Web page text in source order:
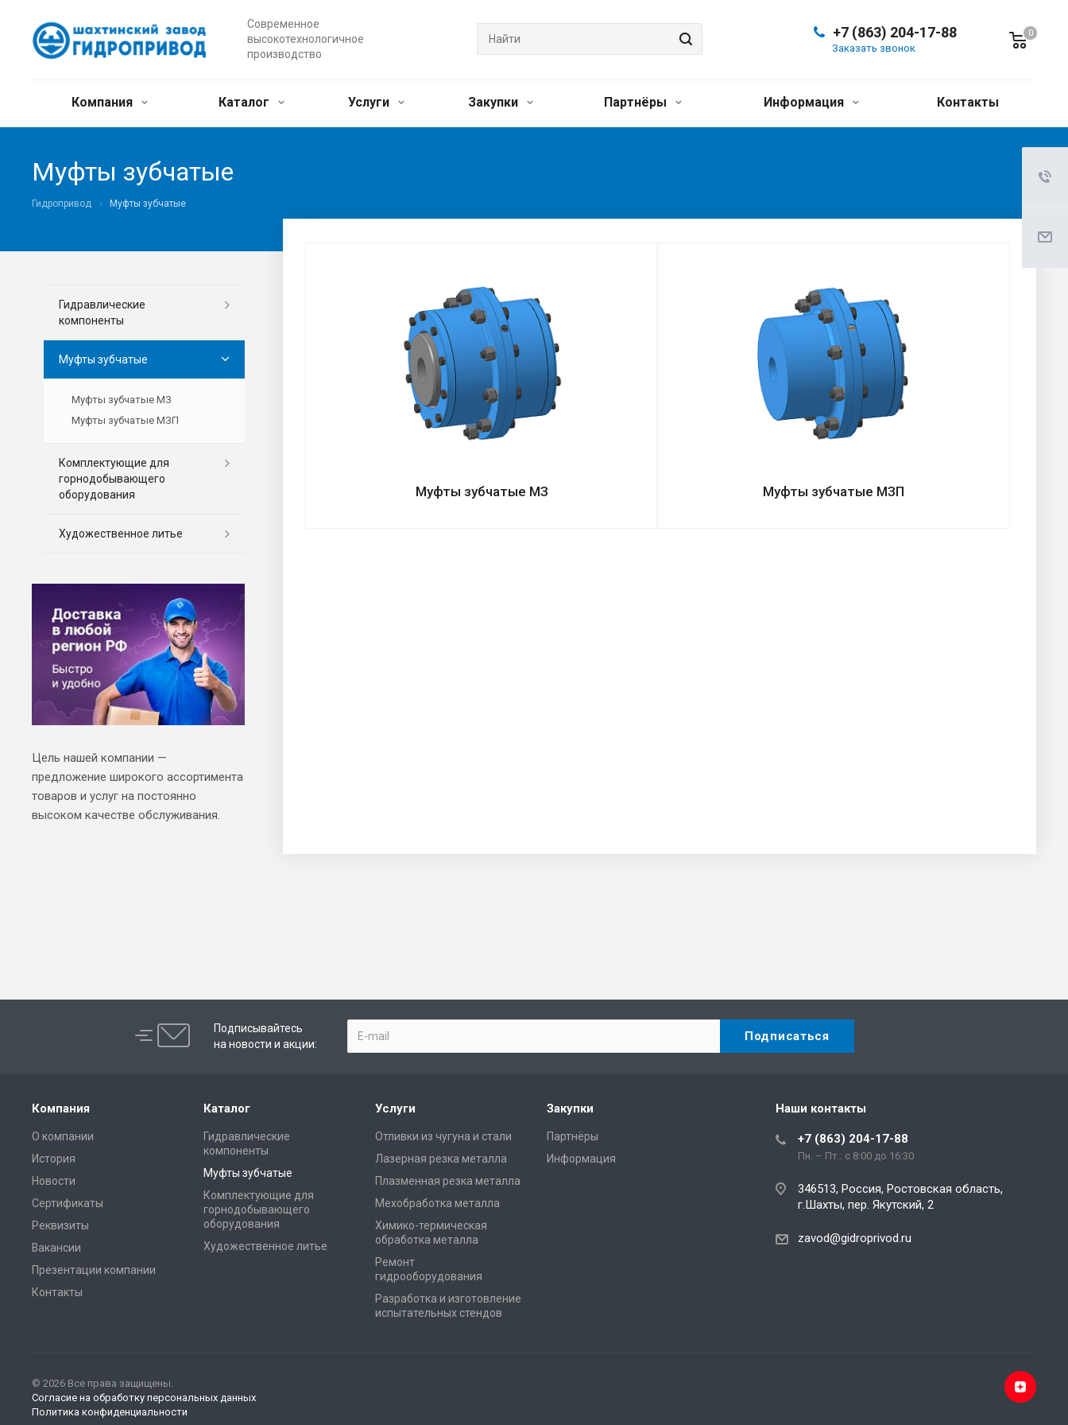
Современное
высокотехнологичное
производство
0
+7 (863) 204-17-88
Заказать звонок
Компания Каталог Услуги Закупки Партнёры Информация Контакты
Муфты зубчатые
Гидропривод Муфты зубчатые
Муфты зубчатые МЗ Муфты зубчатые МЗП
Гидравлические
компоненты
Муфты зубчатые
Муфты зубчатые МЗ
Муфты зубчатые МЗП
Комплектующие для
горнодобывающего
оборудования
Художественное литье
Цель нашей компании —
предложение широкого ассортимента
товаров и услуг на постоянно
высоком качестве обслуживания.
Подписывайтесь
на новости и акции:
Компания
О компании
История
Новости
Сертификаты
Реквизиты
Вакансии
Презентации компании
Контакты
Каталог
Гидравлические
компоненты
Муфты зубчатые
Комплектующие для
горнодобывающего
оборудования
Художественное литье
Услуги
Отливки из чугуна и стали
Лазерная резка металла
Плазменная резка металла
Мехобработка металла
Химико-термическая
обработка металла
Ремонт
гидрооборудования
Разработка и изготовление
испытательных стендов
Закупки
Партнёры
Информация
Наши контакты
+7 (863) 204-17-88
Пн. – Пт.: с 8:00 до 16:30
346513, Россия, Ростовская область,
г.Шахты, пер. Якутский, 2
zavod@gidroprivod.ru
© 2026 Все права защищены.
Согласие на обработку персональных данных
Политика конфиденциальности